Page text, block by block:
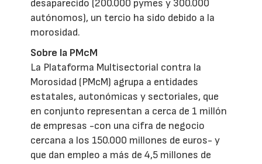
desaparecido (200.000 pymes y 300.000
autónomos), un tercio ha sido debido a la
morosidad.
Sobre la PMcM
La Plataforma Multisectorial contra la
Morosidad (PMcM) agrupa a entidades
estatales, autonómicas y sectoriales, que
en conjunto representan a cerca de 1 millón
de empresas -con una cifra de negocio
cercana a los 150.000 millones de euros- y
que dan empleo a más de 4,5 millones de